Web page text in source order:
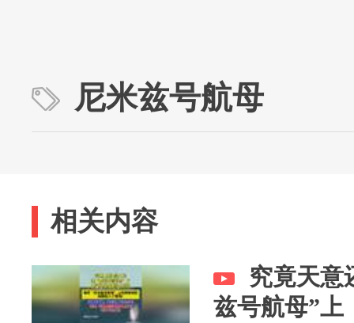
尼米兹号航母
相关内容
究竟天意
兹号航母”上